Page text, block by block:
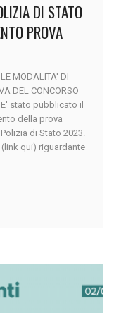
DI STATO
PROVA
MODALITA' DI
DEL CONCORSO
E' stato pubblicato il
della prova
di Stato 2023.
qui) riguardante